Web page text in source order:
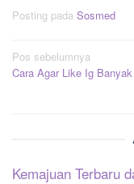
Posting pada Sosmed
Navigasi
pos
Pos sebelumnya
Cara Agar Like Ig Banyak
Kemajuan Terbaru